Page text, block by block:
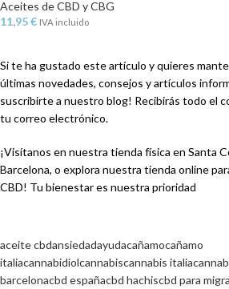
Aceites de CBD y CBG
11,95€ IVA incluido
Si te ha gustado este artículo y quieres
últimas novedades, consejos y artículos
suscribirte a nuestro blog! Recibirás todo el
tu correo electrónico.
¡Visítanos en nuestra tienda física en Santa
Barcelona, o explora nuestra tienda online
CBD! Tu bienestar es nuestra prioridad
aceite cbdansiedadayudacañamocañamo
italiacannabidiolcannabiscannabis italia
barcelonacbd españacbd hachiscbd para